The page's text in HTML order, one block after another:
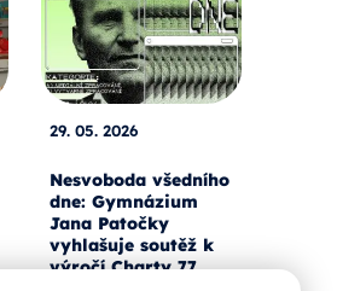
29. 05. 2026
Nesvoboda všedního
dne: Gymnázium
Jana Patočky
vyhlašuje soutěž k
výročí Charty 77